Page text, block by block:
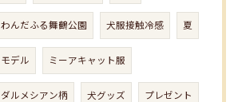
わんだふる舞鶴公園 犬服接触冷感 夏
モデル ミーアキャット服
ダルメシアン柄 犬グッズ プレゼント